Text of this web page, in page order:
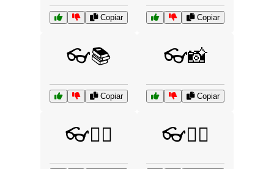
Copiar Copiar
👓📚
Copiar
👓📸
Copiar
👓🕵️‍♂️ 👓🚶‍♀️